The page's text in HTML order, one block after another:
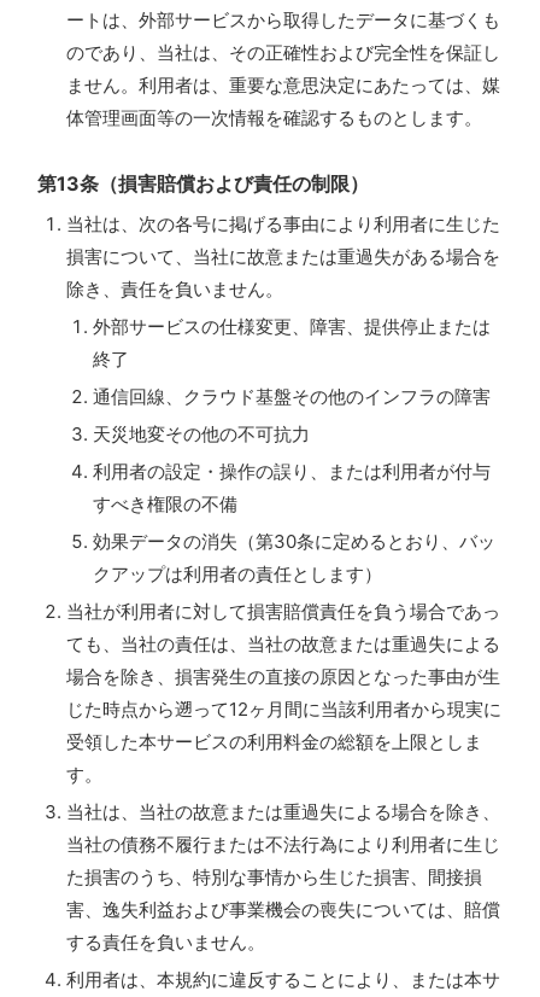
ートは、外部サービスから取得したデータに基づくも
のであり、当社は、その正確性および完全性を保証し
ません。利用者は、重要な意思決定にあたっては、媒
体管理画面等の一次情報を確認するものとします。
第13条（損害賠償および責任の制限）
当社は、次の各号に掲げる事由により利用者に生じた
損害について、当社に故意または重過失がある場合を
除き、責任を負いません。
外部サービスの仕様変更、障害、提供停止または
終了
通信回線、クラウド基盤その他のインフラの障害
天災地変その他の不可抗力
利用者の設定・操作の誤り、または利用者が付与
すべき権限の不備
効果データの消失（第30条に定めるとおり、バッ
クアップは利用者の責任とします）
当社が利用者に対して損害賠償責任を負う場合であっ
ても、当社の責任は、当社の故意または重過失による
場合を除き、損害発生の直接の原因となった事由が生
じた時点から遡って12ヶ月間に当該利用者から現実に
受領した本サービスの利用料金の総額を上限としま
す。
当社は、当社の故意または重過失による場合を除き、
当社の債務不履行または不法行為により利用者に生じ
た損害のうち、特別な事情から生じた損害、間接損
害、逸失利益および事業機会の喪失については、賠償
する責任を負いません。
利用者は、本規約に違反することにより、または本サ